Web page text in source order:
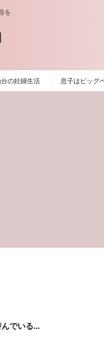
を
の妊婦生活 息子はビッグ
んでいる…